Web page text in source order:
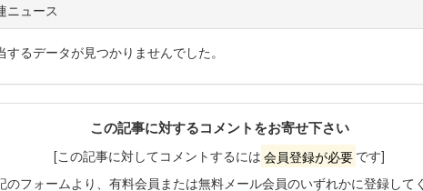
ニュース
するデータが見つかりませんでした。
この記事に対するコメントをお寄せ下さい
[この記事に対してコメントするには 会員登録が必要 です]
のフォームより、有料会員または無料メール会員のいずれかに登録して